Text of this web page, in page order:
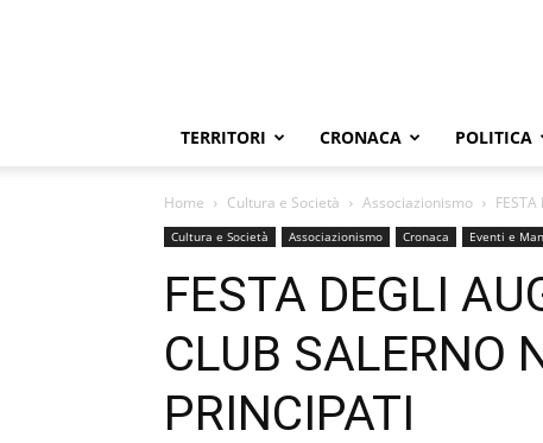
TERRITORI CRONACA POLITICA
Home Cultura e Società Associazionismo
Cultura e Società Associazionismo Cronaca Eventi e
FESTA DEGLI
CLUB SALERNO
PRINCIPATI